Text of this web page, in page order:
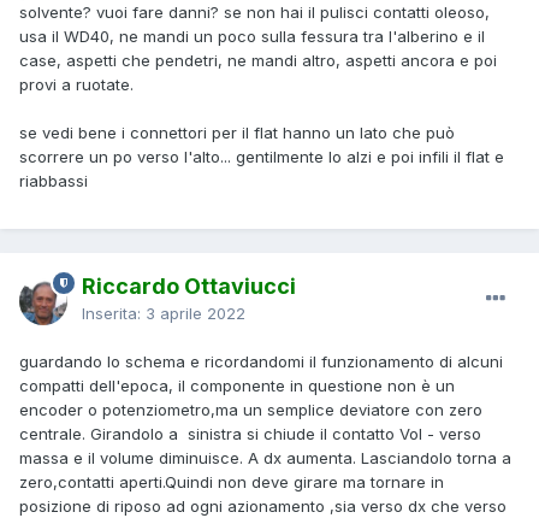
solvente? vuoi fare danni? se non hai il pulisci contatti oleoso,
usa il WD40, ne mandi un poco sulla fessura tra l'alberino e il
case, aspetti che pendetri, ne mandi altro, aspetti ancora e poi
provi a ruotate.
se vedi bene i connettori per il flat hanno un lato che può
scorrere un po verso l'alto... gentilmente lo alzi e poi infili il flat e
riabbassi
Riccardo Ottaviucci
Inserita: 3 aprile 2022
guardando lo schema e ricordandomi il funzionamento di alcuni
compatti dell'epoca, il componente in questione non è un
encoder o potenziometro,ma un semplice deviatore con zero
centrale. Girandolo a sinistra si chiude il contatto Vol - verso
massa e il volume diminuisce. A dx aumenta. Lasciandolo torna a
zero,contatti aperti.Quindi non deve girare ma tornare in
posizione di riposo ad ogni azionamento ,sia verso dx che verso